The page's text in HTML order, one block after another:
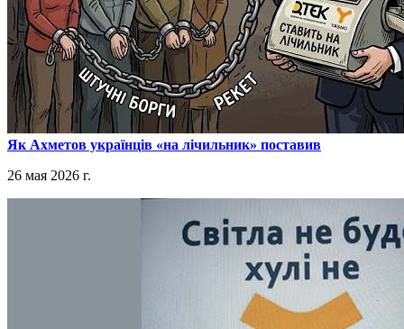
​Як Ахметов українців «на лічильник» поставив
26 мая 2026 г.